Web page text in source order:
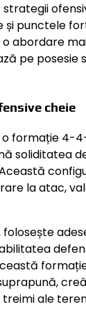
strategii
și punctele
o abordare
pe posesie
cheie
formație 4-
soliditatea
la atac,
ale